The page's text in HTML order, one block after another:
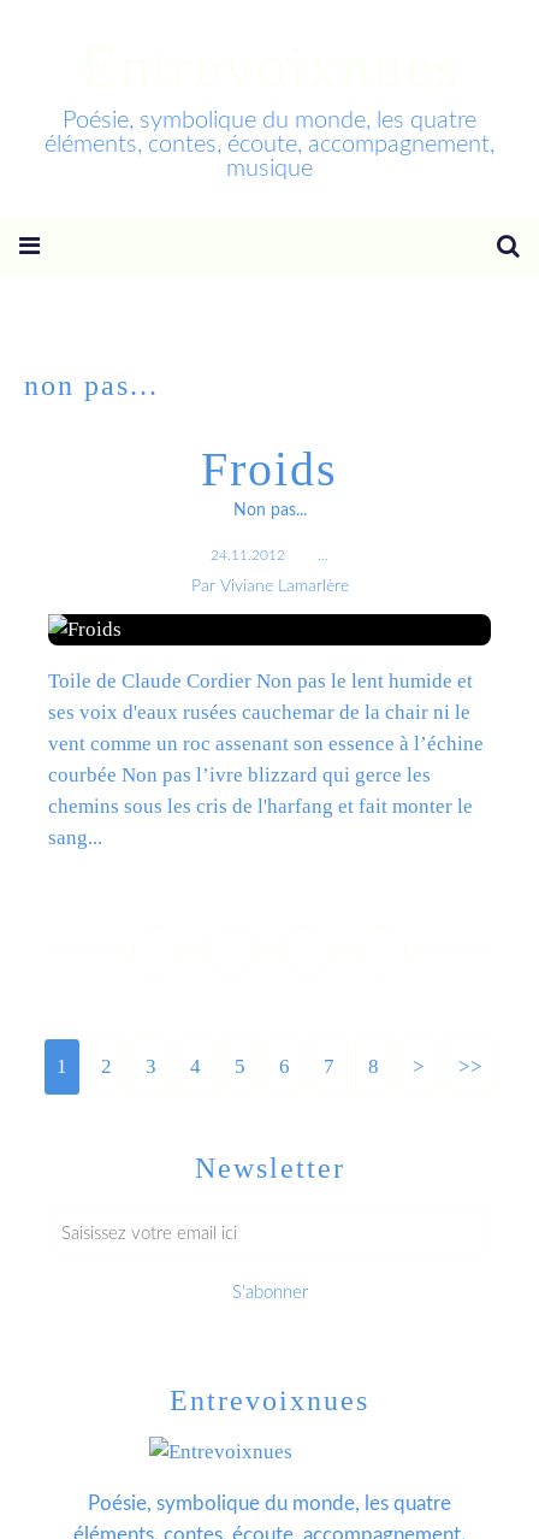
Poésie, symbolique du monde, les quatre
éléments, contes, écoute, accompagnement,
musique
non pas...
Froids
Non pas...
24.11.2012
Par Viviane Lamarlère
Toile de Claude Cordier Non pas le lent humide et
ses voix d'eaux rusées cauchemar de la chair ni le
vent comme un roc assenant son essence à l’échine
courbée Non pas l’ivre blizzard qui gerce les
chemins sous les cris de l'harfang et fait monter le
sang...
1 2 3 4 5 6 7 8 > >>
Newsletter
Entrevoixnues
Poésie, symbolique du monde, les quatre
éléments, contes, écoute, accompagnement,